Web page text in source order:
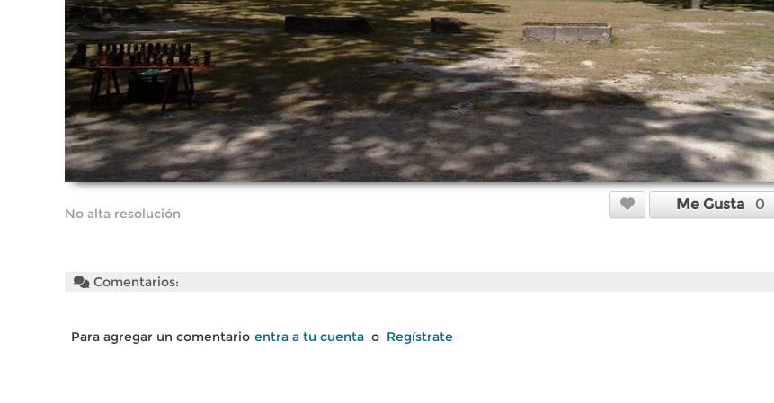
No alta resolución
Me Gusta 0
Comentarios:
Para agregar un comentario entra a tu cuenta o Regístrate